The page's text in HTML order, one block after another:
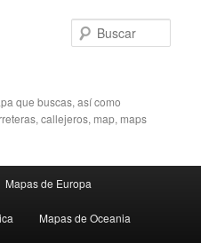
que buscas, así como
callejeros, map, maps
Mapas de Europa
Mapas de Oceania